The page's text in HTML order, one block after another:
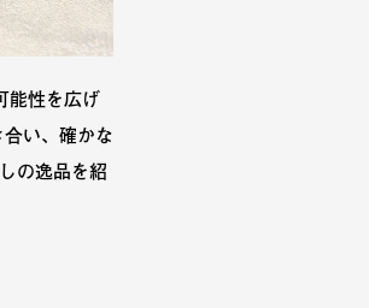
能性を広げ
い、確かな
の逸品を紹